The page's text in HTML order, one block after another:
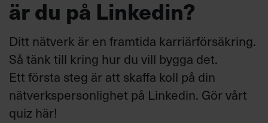
är du på Linkedin?
Ditt nätverk är en framtida karriärförsäkring.
Så tänk till kring hur du vill bygga det.
Ett första steg är att skaffa koll på din
nätverkspersonlighet på Linkedin. Gör vårt
quiz här!